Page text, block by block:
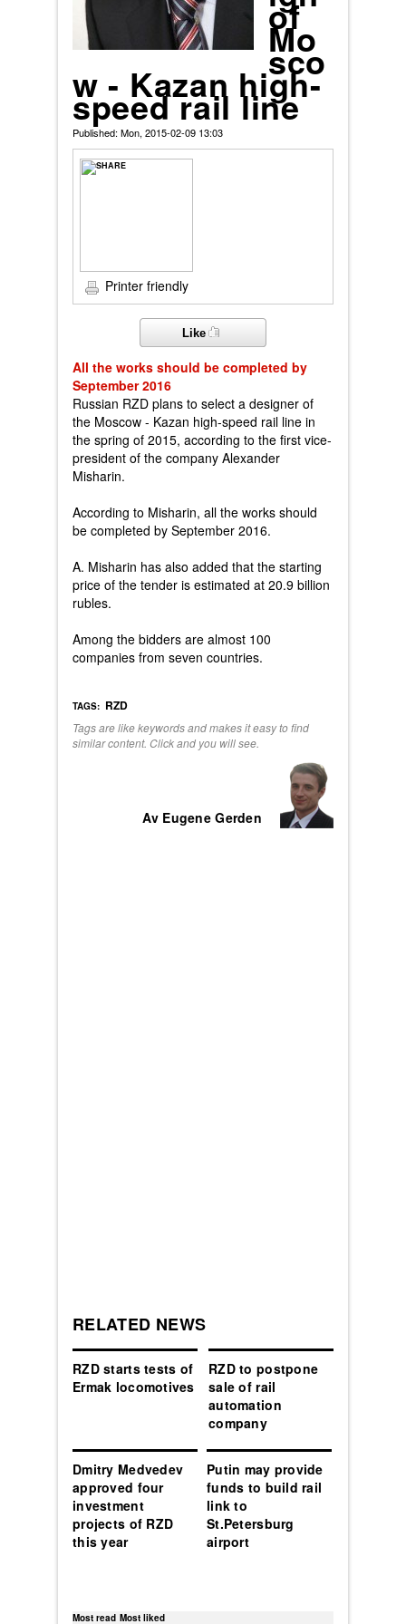
of
Mo
sco
w - Kazan high-
speed rail line
Published: Mon, 2015-02-09 13:03
Printer friendly
Like
All the works should be completed by
September 2016
Russian RZD plans to select a designer of
the Moscow - Kazan high-speed rail line in
the spring of 2015, according to the first vice-
president of the company Alexander
Misharin.
According to Misharin, all the works should
be completed by September 2016.
A. Misharin has also added that the starting
price of the tender is estimated at 20.9 billion
rubles.
Among the bidders are almost 100
companies from seven countries.
TAGS: RZD
Tags are like keywords and makes it easy to find
similar content. Click and you will see.
Av Eugene Gerden
RELATED NEWS
RZD starts tests of
Ermak locomotives
RZD to postpone
sale of rail
automation
company
Dmitry Medvedev
approved four
investment
projects of RZD
this year
Putin may provide
funds to build rail
link to
St.Petersburg
airport
Most read Most liked